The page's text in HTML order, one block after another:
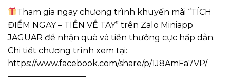
Tham gia ngay chương trình khuyến mãi “TÍCH
ĐIỂM NGAY – TIỀN VỀ TAY” trên Zalo Miniapp
JAGUAR để nhận quà và tiền thưởng cực hấp dẫn.
Chi tiết chương trình xem tại:
https://www.facebook.com/share/p/1J8AmFa7VP/
—————————–